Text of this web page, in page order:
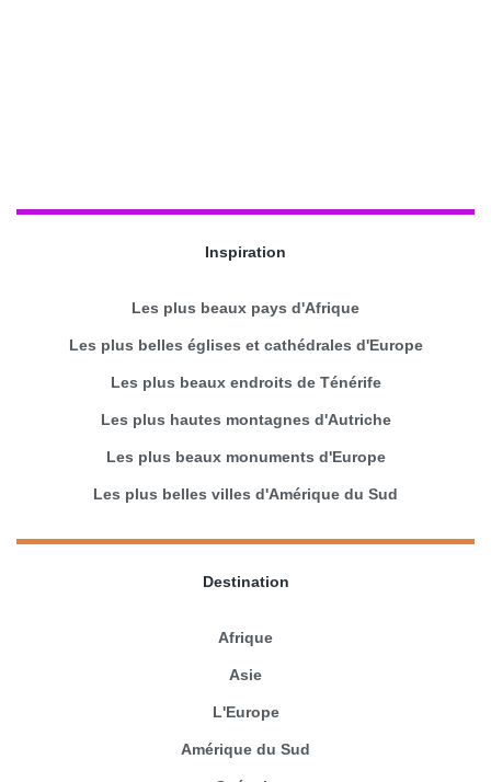
Inspiration
Les plus beaux pays d'Afrique
Les plus belles églises et cathédrales d'Europe
Les plus beaux endroits de Ténérife
Les plus hautes montagnes d'Autriche
Les plus beaux monuments d'Europe
Les plus belles villes d'Amérique du Sud
Destination
Afrique
Asie
L'Europe
Amérique du Sud